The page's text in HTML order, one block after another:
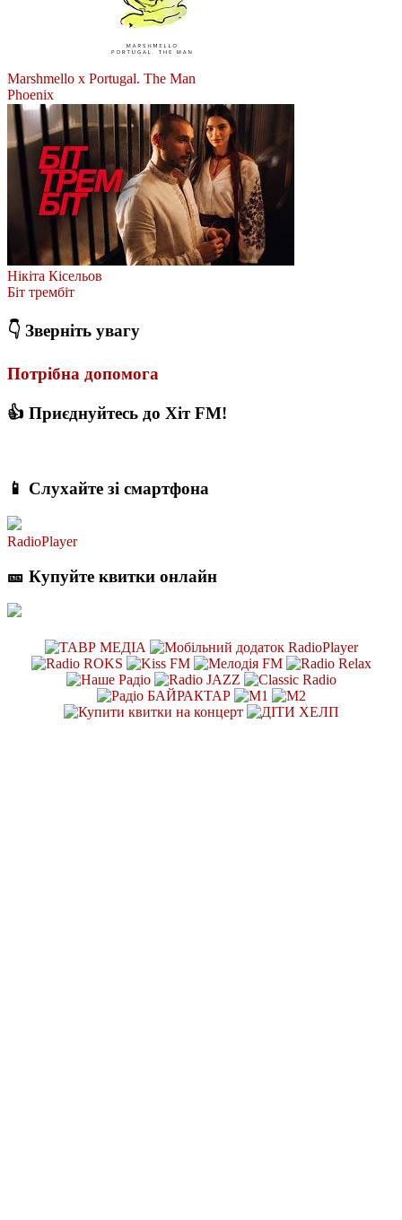
Marshmello x Portugal. The Man
Phoenix
Нікіта Кісельов
Біт трембіт
👇 Зверніть увагу
Потрібна допомога
👍 Приєднуйтесь до Хіт FM!
📱 Слухайте зі смартфона
RadioPlayer
🎫 Купуйте квитки онлайн